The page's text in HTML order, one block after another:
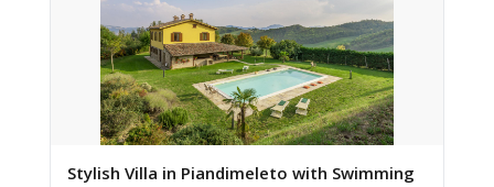
Stylish Villa in Piandimeleto with Swimming